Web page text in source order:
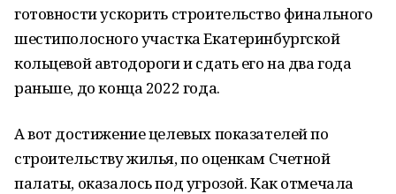
готовности ускорить строительство финального
шестиполосного участка Екатеринбургской
кольцевой автодороги и сдать его на два года
раньше, до конца 2022 года.
А вот достижение целевых показателей по
строительству жилья, по оценкам Счетной
палаты, оказалось под угрозой. Как отмечала